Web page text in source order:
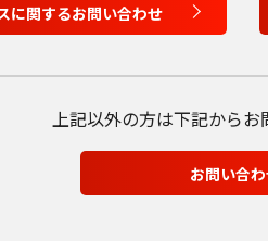
Tiếng Việt
に関するお問い合わせ
上記以外の方は下記からお
お問い合